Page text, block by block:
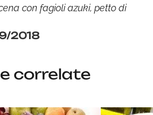
con fagioli azuki, petto di
2018
correlate